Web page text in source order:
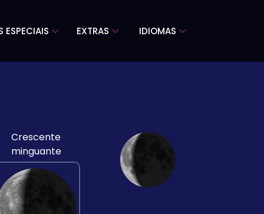
ESPECIAIS EXTRAS IDIOMAS
Crescente
minguante